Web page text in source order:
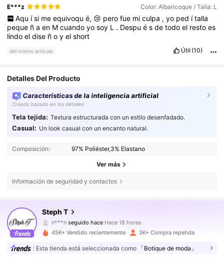
E***z Color: Albaricoque / Talla: L
Aqu ísi me equivoqu é, 😢 pero fue mi culpa , yo ped ítalla
peque ñaen Mcuandoyosoy L . Despuésdetodoel restoes
lindoeldise ñoyelshort
del mismo artículo Útil (10)
Detalles Del Producto
Características de la inteligencia artificial
Creado basado en los detalles
Tela tejida: Textura estructurada con un estilo desenfadado.
Casual: Un look casual con un encanto natural.
Composición: 97% Poliéster,3% Elastano
Ver más
Información de seguridad y contactos
Steph T
l***aestá navegando
4,73
12K Seguidores
45K+ Vendido recientemente 3K+ Compra repetida
Esta tienda está seleccionada como 「Botique de moda」